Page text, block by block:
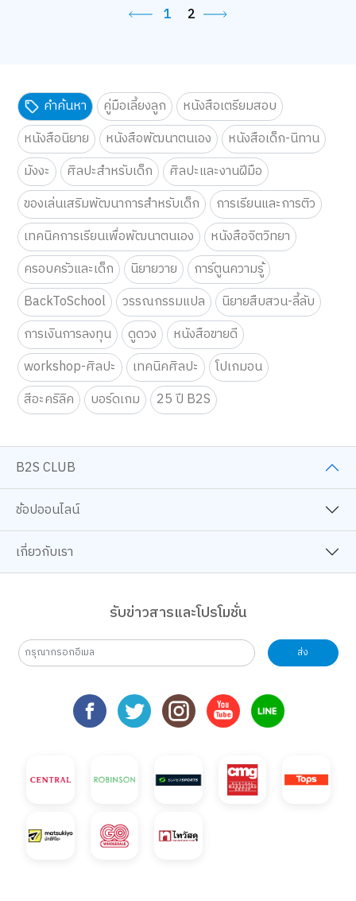
1 2
คำค้นหา คู่มือเลี้ยงลูก
หนังสือเตรียมสอบ
หนังสือนิยาย
หนังสือพัฒนาตนเอง
หนังสือเด็ก-นิทาน
มังงะ
ศิลปะสำหรับเด็ก
ศิลปะและงานฝีมือ
ของเล่นเสริมพัฒนาการสำหรับเด็ก
การเรียนและการติว
เทคนิคการเรียนเพื่อพัฒนาตนเอง
หนังสือจิตวิทยา
ครอบครัวและเด็ก
นิยายวาย
การ์ตูนความรู้
BackToSchool
วรรณกรรมแปล
นิยายสืบสวน-ลี้ลับ
การเงินการลงทุน
ดูดวง
หนังสือขายดี
workshop-ศิลปะ
เทคนิคศิลปะ
โปเกมอน
สีอะคริลิค
บอร์ดเกม 25 ปี B2S
B2S CLUB
ช้อปออนไลน์
เกี่ยวกับเรา
รับข่าวสารและโปรโมชั่น
ส่ง